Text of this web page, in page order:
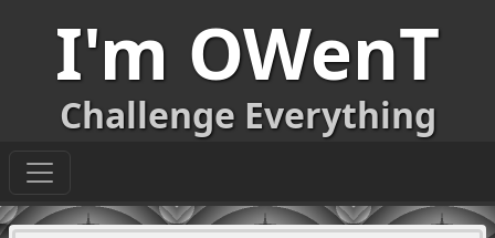
I'm OWenT
Challenge Everything